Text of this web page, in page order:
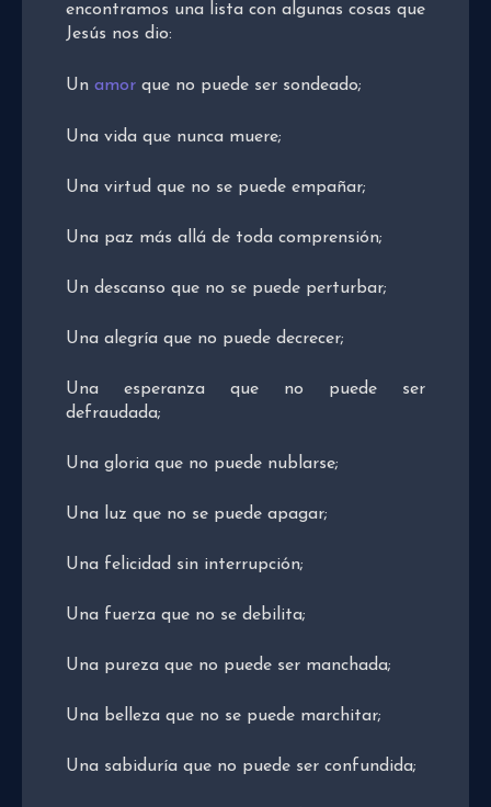
encontramos una lista con algunas cosas que
Jesús nos dio:
Un amor que no puede ser sondeado;
Una vida que nunca muere;
Una virtud que no se puede empañar;
Una paz más allá de toda comprensión;
Un descanso que no se puede perturbar;
Una alegría que no puede decrecer;
Una esperanza que no puede ser
defraudada;
Una gloria que no puede nublarse;
Una luz que no se puede apagar;
Una felicidad sin interrupción;
Una fuerza que no se debilita;
Una pureza que no puede ser manchada;
Una belleza que no se puede marchitar;
Una sabiduría que no puede ser confundida;